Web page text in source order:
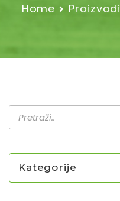
Home Proizvodi
Kategorije